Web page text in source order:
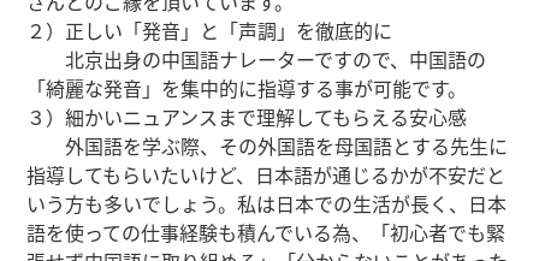
２）正しい「発音」と「声調」を徹底的に
北京出身の中国語ナレーターですので、中国語の
「綺麗な発音」を集中的に指導する事が可能です。
３）細かいニュアンスまで理解してもらえる安心感
外国語を学ぶ際、その外国語を母国語とする先生に
指導してもらいたいけど、日本語が通じるかが不安だと
いう方も多いでしょう。私は日本での生活が長く、日本
語を使っての仕事経験も積んでいる為、「初心者でも緊